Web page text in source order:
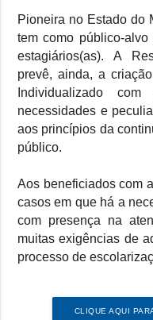
Pioneira no Estado do
tem como público-alvo
estagiários(as). A
prevê, ainda, a
Individualizado
necessidades e
aos princípios da
público.
Aos beneficiados com
casos em que há a
com presença na
muitas exigências de
processo de
CLIQUE AQUI